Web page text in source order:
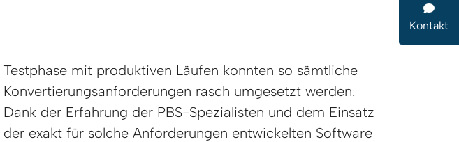
Testphase mit produktiven Läufen konnten so sämtliche
Konvertierungsanforderungen rasch umgesetzt werden.
Dank der Erfahrung der PBS-Spezialisten und dem Einsatz
der exakt für solche Anforderungen entwickelten Software
Kontakt